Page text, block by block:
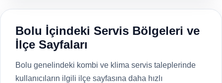
Bolu İçindeki Servis Bölgeleri ve
İlçe Sayfaları
Bolu genelindeki kombi ve klima servis taleplerinde
kullanıcıların ilgili ilçe sayfasına daha hızlı